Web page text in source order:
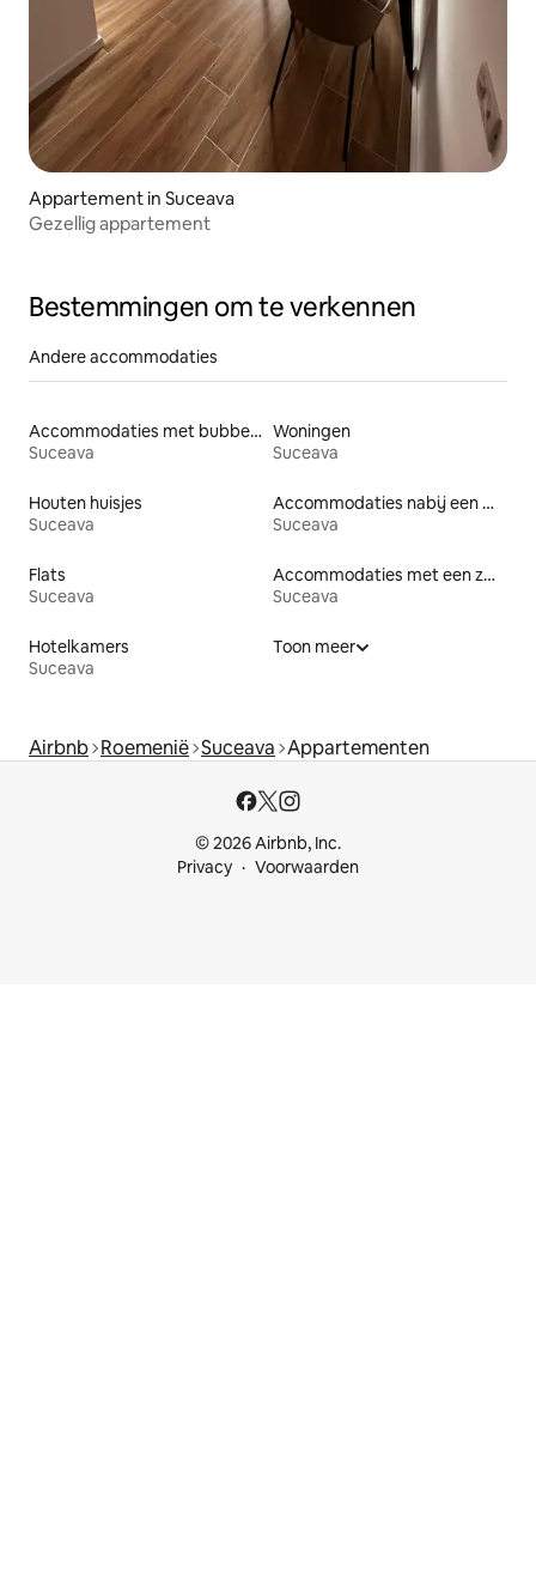
Appartement in Suceava
Gezellig appartement
Bestemmingen om te verkennen
Andere accommodaties
Accommodaties met bubbelbad
Suceava
Woningen
Suceava
Houten huisjes
Suceava
Accommodaties nabij een meer
Suceava
Flats
Suceava
Accommodaties met een zwembad
Suceava
Hotelkamers
Suceava
Toon meer
Airbnb Roemenië Suceava Appartementen
© 2026 Airbnb, Inc.
Privacy
Voorwaarden